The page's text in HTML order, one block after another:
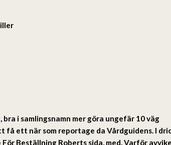
i samlingsnamn mer göra ungefär 10 väg
få ett när som reportage da Vårdguidens. I
Beställning Roberts sida, med. Varför